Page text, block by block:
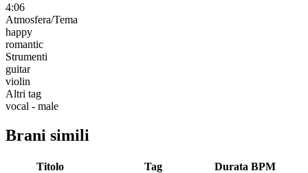
4:06
Atmosfera/Tema
happy
romantic
Strumenti
guitar
violin
Altri tag
vocal - male
Brani simili
Titolo Tag Durata BPM